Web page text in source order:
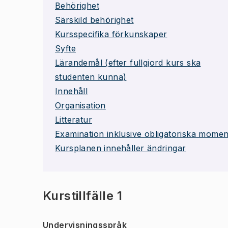
Behörighet
Särskild behörighet
Kursspecifika förkunskaper
Syfte
Lärandemål (efter fullgjord kurs ska
studenten kunna)
Innehåll
Organisation
Litteratur
Examination inklusive obligatoriska
Kursplanen innehåller ändringar
Kurstillfälle 1
Undervisningsspråk